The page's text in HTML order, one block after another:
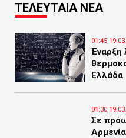
ΤΕΛΕΥΤΑΙΑ ΝΕΑ
Έναρξη
Ελλάδα
Σε
Αρμενία